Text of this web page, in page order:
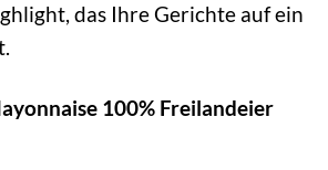
das Ihre Gerichte auf ein
100% Freilandeier